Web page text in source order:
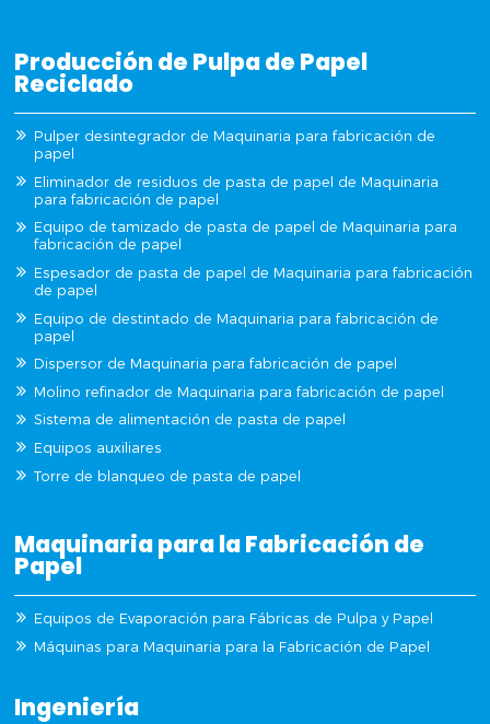
Producción de Pulpa de Papel
Reciclado
Pulper desintegrador de Maquinaria para fabricación de
papel
Eliminador de residuos de pasta de papel de Maquinaria
para fabricación de papel
Equipo de tamizado de pasta de papel de Maquinaria para
fabricación de papel
Espesador de pasta de papel de Maquinaria para fabricación
de papel
Equipo de destintado de Maquinaria para fabricación de
papel
Dispersor de Maquinaria para fabricación de papel
Molino refinador de Maquinaria para fabricación de papel
Sistema de alimentación de pasta de papel
Equipos auxiliares
Torre de blanqueo de pasta de papel
Maquinaria para la Fabricación de
Papel
Equipos de Evaporación para Fábricas de Pulpa y Papel
Máquinas para Maquinaria para la Fabricación de Papel
Ingeniería